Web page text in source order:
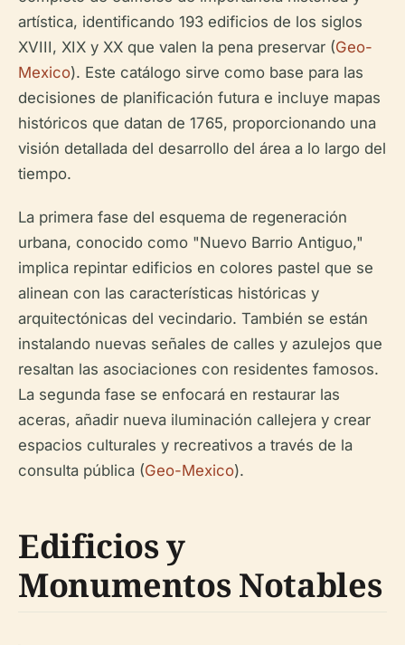
artística, identificando 193 edificios de los siglos
XVIII, XIX y XX que valen la pena preservar (Geo-
Mexico). Este catálogo sirve como base para las
decisiones de planificación futura e incluye mapas
históricos que datan de 1765, proporcionando una
visión detallada del desarrollo del área a lo largo del
tiempo.
La primera fase del esquema de regeneración
urbana, conocido como "Nuevo Barrio Antiguo,"
implica repintar edificios en colores pastel que se
alinean con las características históricas y
arquitectónicas del vecindario. También se están
instalando nuevas señales de calles y azulejos que
resaltan las asociaciones con residentes famosos.
La segunda fase se enfocará en restaurar las
aceras, añadir nueva iluminación callejera y crear
espacios culturales y recreativos a través de la
consulta pública (Geo-Mexico).
Edificios y
Monumentos Notables